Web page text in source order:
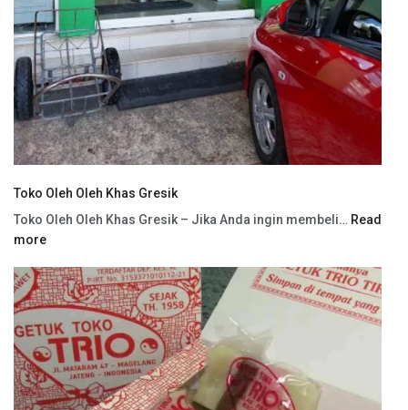
Toko Oleh Oleh Khas Gresik
Toko Oleh Oleh Khas Gresik – Jika Anda ingin membeli… Read
more